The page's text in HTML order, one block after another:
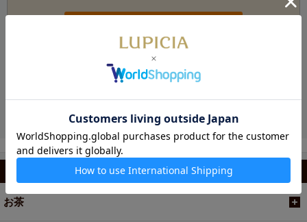
お電話でのご注文・お問い合わせ
カテゴリから選ぶ
お茶